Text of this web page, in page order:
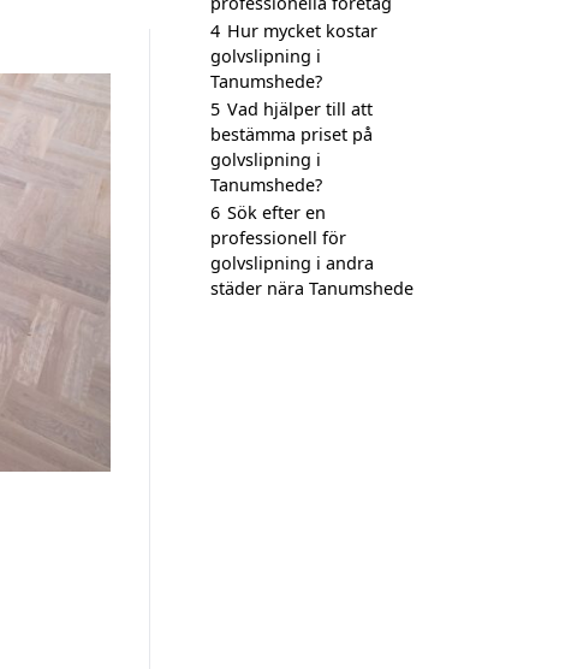
4 Hur mycket kostar
golvslipning i
Tanumshede?
5 Vad hjälper till att
bestämma priset på
golvslipning i
Tanumshede?
6 Sök efter en
professionell för
golvslipning i andra
städer nära Tanumshede